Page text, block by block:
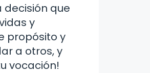
decisión que
y
propósito y
a otros, y
vocación!